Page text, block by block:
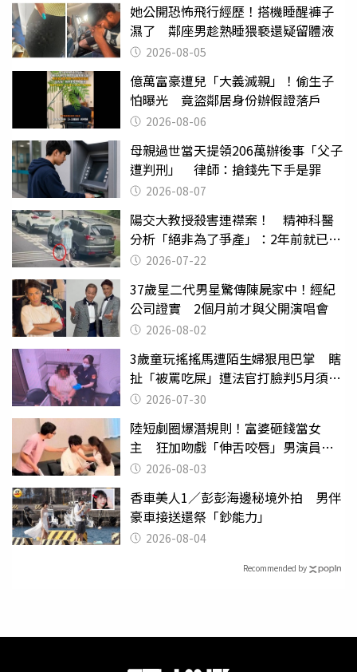
她公開恐怖飛行經歷！搭機睡醒褲子
濕了 鄰座男趁熟睡猥褻還疑留體液
2026-08-05
億萬富豪遭兒「大義滅親」！偷生子
怕曝光 竟盜鄰居身份辦假證落戶
2026-08-06
母親過世當天提領206萬辦後事「父子
遭判刑」 律師：搶錢先下手是罪
2026-08-07
陽交大教授殺害連襟案！ 精神科醫
分析「絕非為了爭產」：2年前就已言
行詭異
2026-07-22
37歲星二代男星驚傳陳屍家中！經紀
公司證實 2個月前才與父開演唱會
2026-08-02
3歲童玩搖搖馬遭陌生婦狠甩巴掌 瞎
扯「被罵吃屎」遭法官打臉判5月須入
監 2026-07-30
陸短劇圈爆潛規則！富婆砸錢當女
主 狂加吻戲「伸舌咬唇」男演員崩
潰 2026-08-03
香車美人1／彭彭海邊秘境外拍 男伴
豪車接送還祭「鈔能力」
2026-08-04
Recommended by